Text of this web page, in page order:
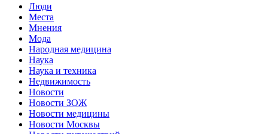
Люди
Места
Мнения
Мода
Народная медицина
Наука
Наука и техника
Недвижимость
Новости
Новости ЗОЖ
Новости медицины
Новости Москвы